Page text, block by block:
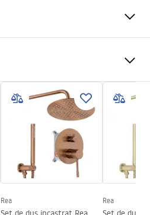
Cupru
Fixă
Alamă
300
PVD
_5.pdf
Rea Rea